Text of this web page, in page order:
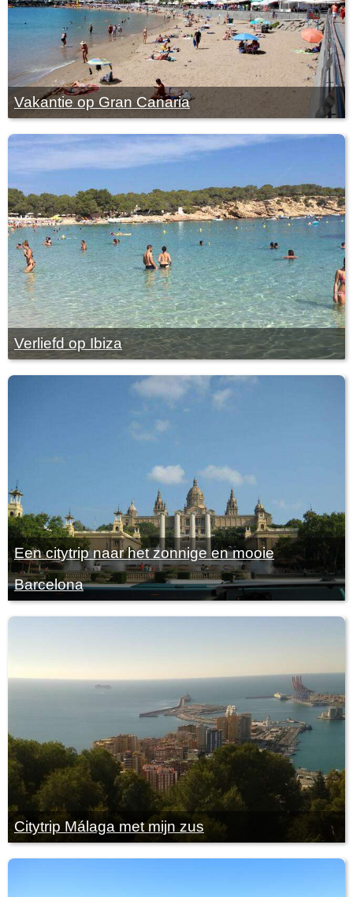
Vakantie op Gran Canaria
Verliefd op Ibiza
Een citytrip naar het zonnige en mooie
Barcelona
Citytrip Málaga met mijn zus